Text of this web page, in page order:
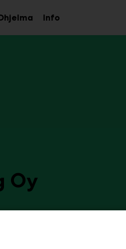
InfoAvaa
alavalikko
Oy
We create opportunities.”